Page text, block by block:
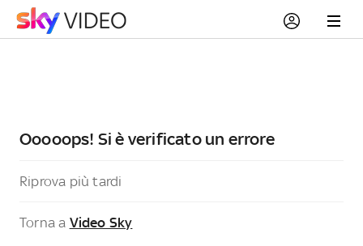
Ooooops! Si è verificato un errore
Riprova più tardi
Torna a Video Sky